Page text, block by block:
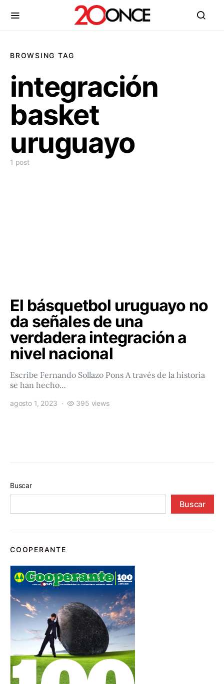
BROWSING TAG
integración
basket
uruguayo
1 post
El básquetbol uruguayo no
da señales de una
verdadera integración a
nivel nacional
Escribe Fernando Sollazo Pons A través de la historia
se han hecho…
agosto 1, 2023 395 views
Buscar
Buscar
COOPERANTE